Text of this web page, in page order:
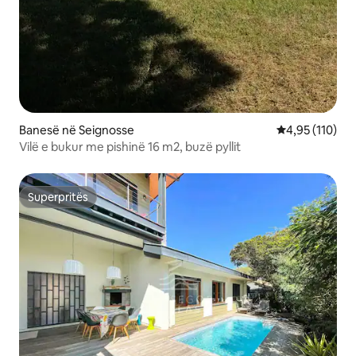
Banesë në Seignosse Vlerësimi
4,95 (110)
Vilë e bukur me pishinë 16 m2, buzë pyllit
Superpritës
Superpritës